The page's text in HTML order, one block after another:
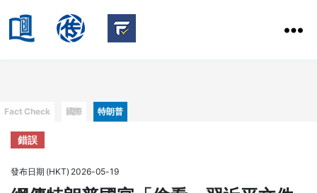
HKBU
of
Communication
Categories
Fact Check 國際 特朗普
錯誤
發布日期 (HKT) 2026-05-19